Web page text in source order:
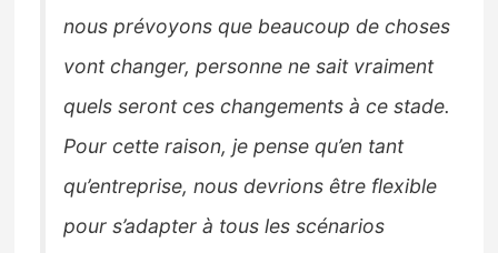
nous prévoyons que beaucoup de choses
vont changer, personne ne sait vraiment
quels seront ces changements à ce stade.
Pour cette raison, je pense qu’en tant
qu’entreprise, nous devrions être flexible
pour s’adapter à tous les scénarios